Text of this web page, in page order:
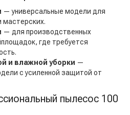
— универсальные модели для
мастерских.
— для производственных
где требуется
и влажной уборки —
с усиленной защитой от
пылесос 100